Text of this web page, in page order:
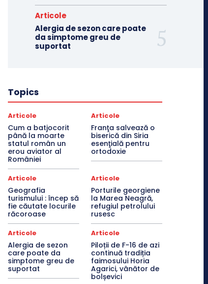
Articole
Alergia de sezon care poate
da simptome greu de
suportat
Topics
Articole
Cum a batjocorit
până la moarte
statul român un
erou aviator al
României
Articole
Franţa salvează o
biserică din Siria
esenţială pentru
ortodoxie
Articole
Geografia
turismului : încep să
fie căutate locurile
răcoroase
Articole
Porturile georgiene
la Marea Neagră,
refugiul petrolului
rusesc
Articole
Alergia de sezon
care poate da
simptome greu de
suportat
Articole
Piloții de F-16 de azi
continuă tradiția
faimosului Horia
Agarici, vânător de
bolșevici